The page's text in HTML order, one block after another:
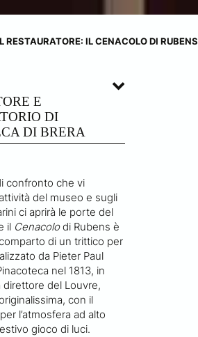
RESTAURATORE: IL CENACOLO DI RUBENS
E
DI
DI BRERA
confronto che vi
del museo e sugli
ci aprirà le porte del
il Cenacolodi Rubens è
di un trittico per
da Pieter Paul
nel 1813, in
direttore del Louvre,
con il
l’atmosfera ad alto
gioco di luci.